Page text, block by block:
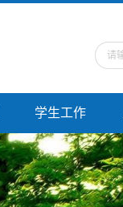
学生工作